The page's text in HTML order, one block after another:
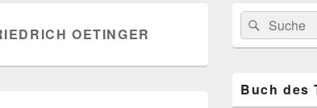
OETINGER
Primärer
Seitenleisten
Widget-
Bereich
Search
for:
Suche
Buch des